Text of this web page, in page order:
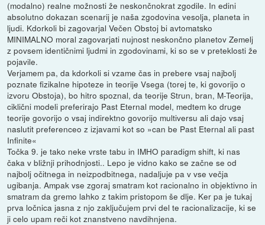
(modalno) realne možnosti že neskončnokrat zgodile. In edini
absolutno dokazan scenarij je naša zgodovina vesolja, planeta in
ljudi. Kdorkoli bi zagovarjal Večen Obstoj bi avtomatsko
MINIMALNO moral zagovarjati nujnost neskončno planetov Zemelj
z povsem identičnimi ljudmi in zgodovinami, ki so se v preteklosti že
pojavile.
Verjamem pa, da kdorkoli si vzame čas in prebere vsaj najbolj
poznate fizikalne hipoteze in teorije Vsega (torej te, ki govorijo o
izvoru Obstoja), bo hitro spoznal, da teorije Strun, bran, M-Teorija,
ciklični modeli preferirajo Past Eternal model, medtem ko druge
teorije govorijo o vsaj indirektno govorijo multiversu ali dajo vsaj
naslutit preferenceo z izjavami kot so »can be Past Eternal ali past
Infinite«
Točka 9. je tako neke vrste tabu in IMHO paradigm shift, ki nas
čaka v bližnji prihodnjosti.. Lepo je vidno kako se začne se od
najbolj očitnega in neizpodbitnega, nadaljuje pa v vse večja
ugibanja. Ampak vse zgoraj smatram kot racionalno in objektivno in
smatram da gremo lahko z takim pristopom še dlje. Ker pa je tukaj
prva ločnica jasna z njo zaključujem prvi del te racionalizacije, ki se
ji celo upam reči kot znanstveno navdihnjena.